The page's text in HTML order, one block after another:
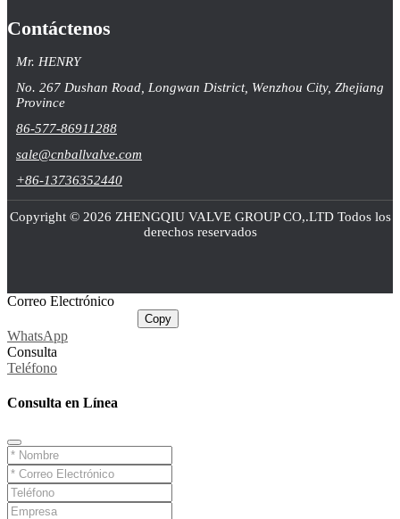
Contáctenos
Mr. HENRY
No. 267 Dushan Road, Longwan District, Wenzhou City, Zhejiang
Province
86-577-86911288
sale@cnballvalve.com
+86-13736352440
Copyright © 2026 ZHENGQIU VALVE GROUP CO,.LTD Todos los
derechos reservados
Correo Electrónico
Copy
WhatsApp
Consulta
Teléfono
Consulta en Línea